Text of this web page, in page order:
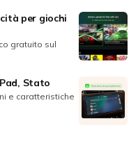
per giochi
gratuito sul
Stato
e caratteristiche